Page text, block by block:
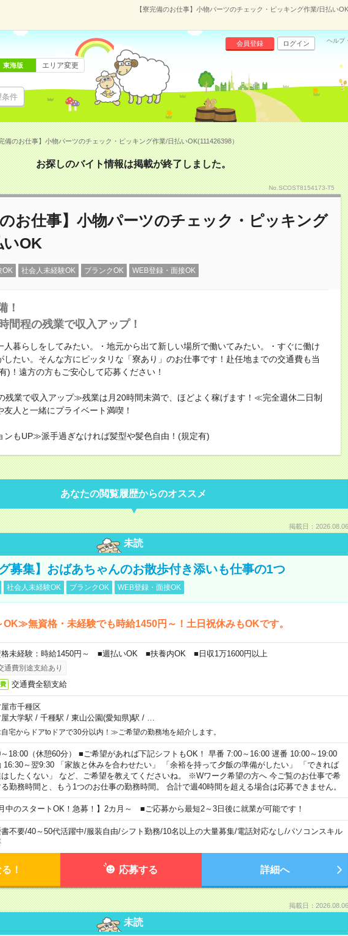
【寮完備のお仕事】小物パーツのチェック・ピッキング作業/日払い
件
会員登録 ログイン ヘルプ
東海版 エリア変更
備のお仕事】小物パーツのチェック・ピッキング作業/日払いOK(111426398）
お探しのバイト情報は掲載が終了しました。
No.SCOST8154173-T5
のお仕事】小物パーツのチェック・ピッキング
いOK
OK 社会人未経験OK ブランクOK WEB登録・面接OK
！
間程の残業で収入アップ！
暮らしをしてみたい。・地元から出て新しい場所で働いてみたい。・すぐに働け
したい。そんな方にピッタリな「寮あり」のお仕事です！赴任地までの交通費も当
)！遠方の方もご安心して応募ください！
残業で収入アップ≫残業は月20時間未満で、ほどよく稼げます！≪完全週休二日制
人と一緒にプライベート満喫！
もUP≫派手過ぎなければ髪型や髪色自由！(規定有)
あなたの閲覧履歴からのオススメ
掲載日：2026.08.06
未読
募集】おばあちゃんのお散歩付き添いも仕事の1つ
社会人未経験OK ブランクOK WEB登録・面接OK
無資格・未経験でも時給1450円～！土日祝休みもOKです。
格未経験：時給1450円～ ■週払いOK ■扶養内OK ■日収1万1600円以上
通費別途支給あり
交通費全額支給
市千種区
大学駅 / 千種駅 / 東山公園(愛知県)駅 /
宅からドアtoドアで30分以内！≫ご希望の勤務地を紹介します。
18:00（休憩60分） ■ご希望があれば下記シフトもOK！ 早番 7:00～16:00 遅番 10:00～19:00
16:30～翌9:30 「家族と休みを合わせたい」 「余裕を持って夕飯の準備がしたい」 「できれば
したくない」 など、ご希望を教えてくださいね。 ※Wワーク希望の方へ 今ご覧のお仕事で希
勤務時間と、もう1つのお仕事の勤務時間。 合計で週40時間を超える場合は応募できません。
月中のスタートOK！急募！】2カ月～ ■ご応募から最短2～3日後に就業が可能です！
不要/40～50代活躍中/服装自由/シフト勤務/10名以上の大量募集/電話対応なし/パソコンスキル
！ 応募する 詳細へ
掲載日：2026.08.06
未読